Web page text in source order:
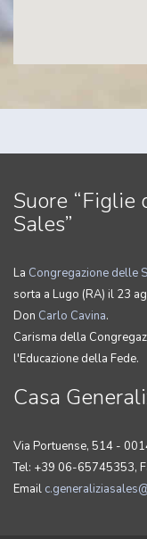
Suore “Figlie
Sales”
La Congregazione delle
sorta a Lugo (RA) il 23
Don Carlo Cavina.
Carisma della
l'Educazione della Fede.
Casa
Via Portuense, 514 -
Tel: +39 06-65745353,
Email